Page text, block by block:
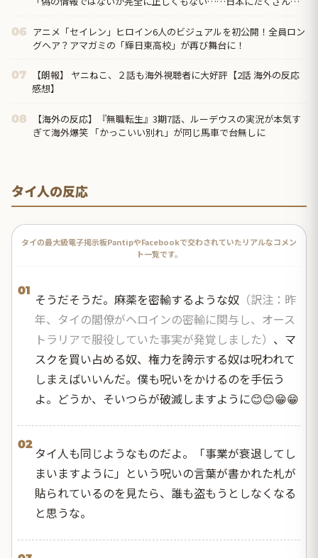
06 アニメ「セイレン」ヒロイン6人のビジュアルを初公開！全員ロン
グヘア？アマガミの「輝日東高校」が再び舞台に！
07
【朗報】 ヤニねこ、２話も海外視聴者に大好評【2話 海外の反応
感想】
08
【海外の反応】『無職転生』3期7話、ルーデウスの実況が本気す
ぎて海外爆笑 「かっこいい別れ」が同じ馬車で台無しに
タイ人の反応
タイの最大級電子掲示板PantipやFacebookで交わされていたリアルなコメン
ト一覧です。
01
そうだそうだ。麻薬を密輸するような奴 （訳注：昨
年、タイの閣僚がヘロインの密輸に関与し、オース
トラリアで服役していた事実が発覚しました） 、マ
スクを買い占める奴、権力を誇示する奴は呪われて
しまえばいいんだ。僕も呪いをかけるのを手伝う
よ。どうか、そいつらが破滅しますように😊😊😁😁
02
タイ人も同じようなものだよ。「事業が衰退してし
まいますように」という呪いの言葉が書かれた札が
貼られているのを見たら、誰も盗もうとしなくなる
と思うな。